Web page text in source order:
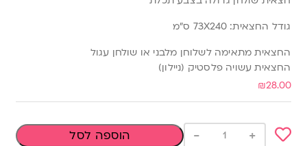
גודל החצאית: 73X240 ס”מ
החצאית מתאימה לשלוחן מלבני או שולחן עגול
החצאית עשויה פלסטיק (ניילון)
₪28.00
+
- הוספה לסל